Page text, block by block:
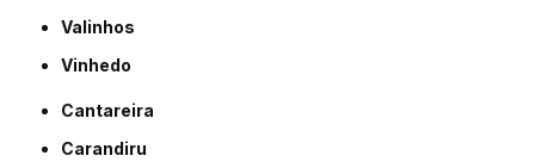
Valinhos
Vinhedo
Cantareira
Carandiru